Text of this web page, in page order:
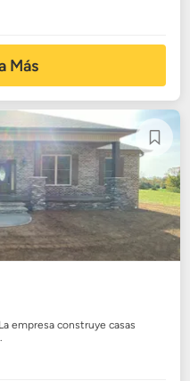
Más
empresa construye casas